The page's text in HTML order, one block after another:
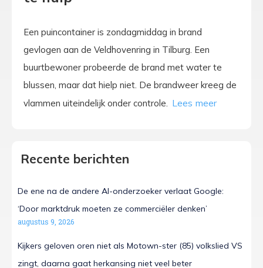
Een puincontainer is zondagmiddag in brand
gevlogen aan de Veldhovenring in Tilburg. Een
buurtbewoner probeerde de brand met water te
blussen, maar dat hielp niet. De brandweer kreeg de
vlammen uiteindelijk onder controle.
Recente berichten
De ene na de andere AI-onderzoeker verlaat Google:
‘Door marktdruk moeten ze commerciëler denken’
augustus 9, 2026
Kijkers geloven oren niet als Motown-ster (85) volkslied VS
zingt, daarna gaat herkansing niet veel beter